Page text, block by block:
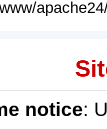
notice: